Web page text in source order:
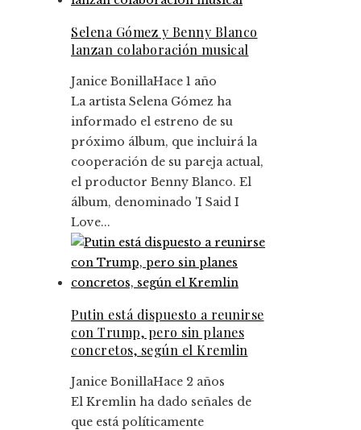
Selena Gómez y Benny Blanco
lanzan colaboración musical
Janice BonillaHace 1 año
La artista Selena Gómez ha
informado el estreno de su
próximo álbum, que incluirá la
cooperación de su pareja actual,
el productor Benny Blanco. El
álbum, denominado 'I Said I
Love...
Putin está dispuesto a reunirse
con Trump, pero sin planes
concretos, según el Kremlin
Janice BonillaHace 2 años
El Kremlin ha dado señales de
que está políticamente